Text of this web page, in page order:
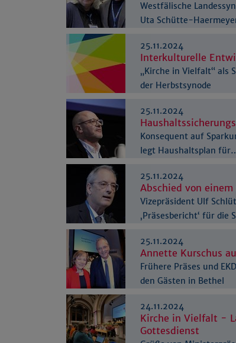
Westfälische
Uta Schütte-
25.11.2024
Interkulturelle
„Kirche in Vielfalt“ als
der Herbstsynode
25.11.2024
Konsequent auf
legt Haushaltsplan
25.11.2024
Abschied von
Vizepräsident Ulf
‚Präsesbericht‘ für die
25.11.2024
Annette Kurschus
Frühere Präses und
den Gästen in Bethel
24.11.2024
Kirche in Vielfalt -
Gottesdienst